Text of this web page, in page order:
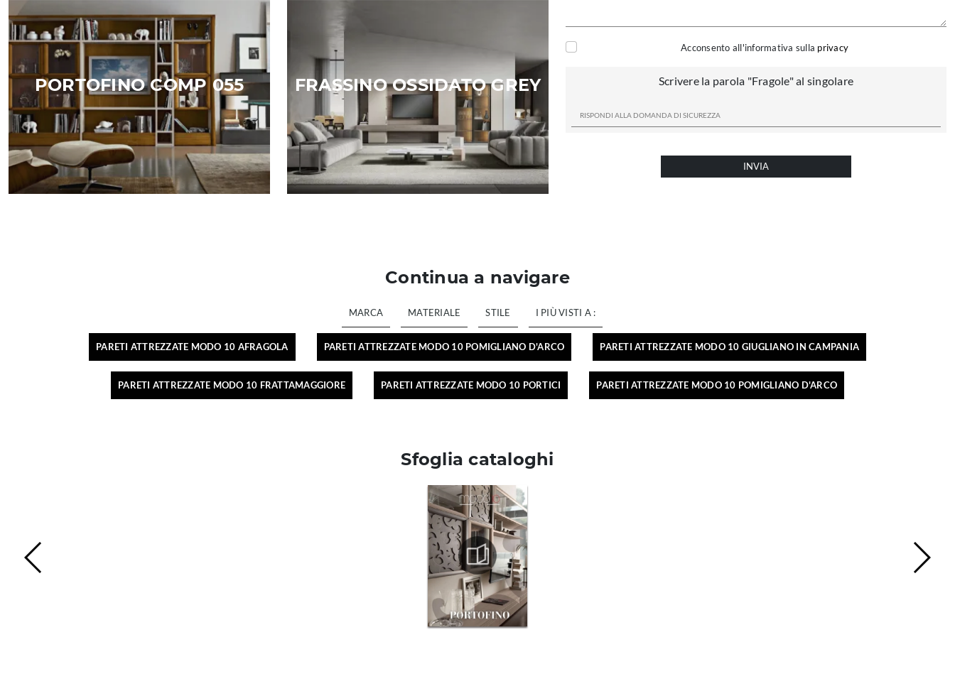
PORTOFINO COMP 055 FRASSINO OSSIDATO GREY
Acconsento all'informativa sulla privacy
Scrivere la parola "Fragole" al singolare
INVIA
Continua a navigare
MARCA MATERIALE STILE I PIÙ VISTI A :
PARETI ATTREZZATE MODO 10 AFRAGOLA PARETI ATTREZZATE MODO 10 POMIGLIANO D'ARCO PARETI ATTREZZATE MODO 10 GIUGLIANO IN CAMPANIA
PARETI ATTREZZATE MODO 10 FRATTAMAGGIORE PARETI ATTREZZATE MODO 10 PORTICI PARETI ATTREZZATE MODO 10 POMIGLIANO D'ARCO
Sfoglia cataloghi